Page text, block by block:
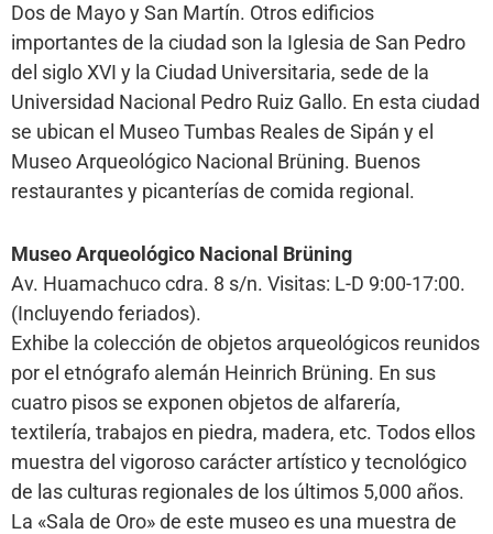
Dos de Mayo y San Martín. Otros edificios
importantes de la ciudad son la Iglesia de San Pedro
del siglo XVI y la Ciudad Universitaria, sede de la
Universidad Nacional Pedro Ruiz Gallo. En esta ciudad
se ubican el Museo Tumbas Reales de Sipán y el
Museo Arqueológico Nacional Brüning. Buenos
restaurantes y picanterías de comida regional.
Museo Arqueológico Nacional Brüning
Av. Huamachuco cdra. 8 s/n. Visitas: L-D 9:00-17:00.
(Incluyendo feriados).
Exhibe la colección de objetos arqueológicos reunidos
por el etnógrafo alemán Heinrich Brüning. En sus
cuatro pisos se exponen objetos de alfarería,
textilería, trabajos en piedra, madera, etc. Todos ellos
muestra del vigoroso carácter artístico y tecnológico
de las culturas regionales de los últimos 5,000 años.
La «Sala de Oro» de este museo es una muestra de